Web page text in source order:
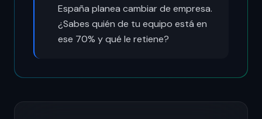
España planea cambiar de empresa.
¿Sabes quién de tu equipo está en
ese 70% y qué le retiene?